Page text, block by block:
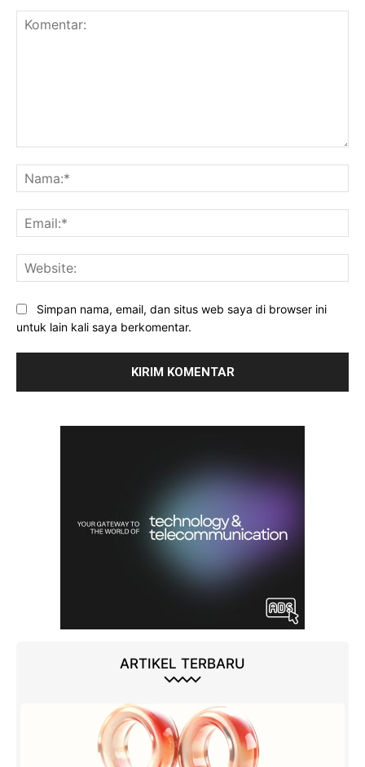
Simpan nama, email, dan situs web saya di browser ini
untuk lain kali saya berkomentar.
ARTIKEL TERBARU